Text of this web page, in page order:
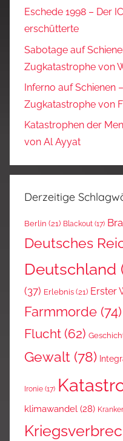
Eschede 1998 – Der
erschütterte
Sabotage auf
Zugkatastrophe von
Inferno auf Schienen
Zugkatastrophe von
Katastrophen der
von Al Ayyat
Derzeitige
Berlin (21) Blackout (17)
Deutsches
Deutschland
(37) Erlebnis (21) Erster
Farmmorde (74)
Flucht (62)
Gewalt (78)
Ironie (17)
klimawandel (28)